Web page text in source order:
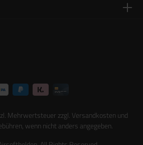
Mehrwertsteuer zzgl. Versandkostenund
wenn nicht anders angegeben.